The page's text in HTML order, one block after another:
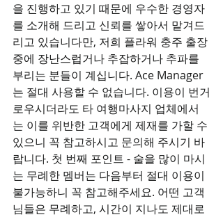
을 진행하고 있기 때문에 우수한 경영자
를 소개해 드리고 신뢰를 쌓아서 맡겨드
리고 있습니다만, 저희 플라워 충주 출장
중에 장난스럽거나 추잡하거나 추파를
부리는 분들이 계십니다. Ace Manager
는 절대 사용할 수 없습니다. 이용이 번거
로우시더라도 타 여행마사지 업체에서
는 이를 위반한 고객에게 제재를 가할 수
있으니 꼭 참고하시고 문의해 주시기 바
랍니다. 첫 번째 포인트 - 술을 많이 마시
는 무례한 멤버는 다음부터 절대 이용이
불가능하니 꼭 참고해주세요. 어떤 고객
님들은 무례하고, 시간이 지나도 제대로